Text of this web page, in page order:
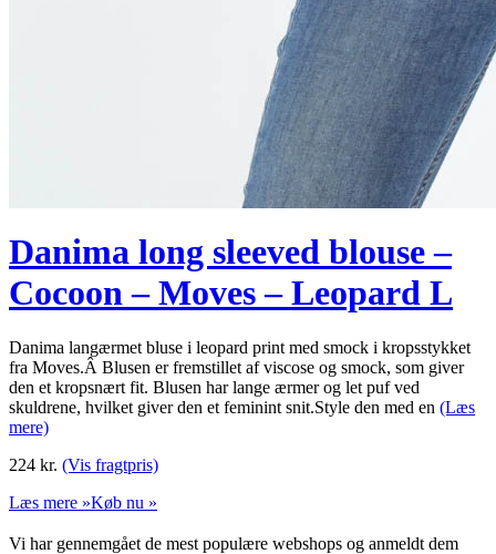
Danima long sleeved blouse –
Cocoon – Moves – Leopard L
Danima langærmet bluse i leopard print med smock i kropsstykket
fra Moves.Â Blusen er fremstillet af viscose og smock, som giver
den et kropsnært fit. Blusen har lange ærmer og let puf ved
skuldrene, hvilket giver den et feminint snit.Style den med en (Læs
mere)
224 kr. (Vis fragtpris)
Læs mere »Køb nu »
Vi har gennemgået de mest populære webshops og anmeldt dem